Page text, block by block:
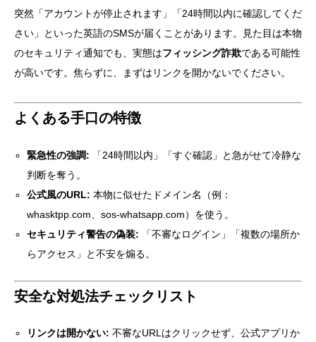
突然「アカウントが停止されます」「24時間以内に確認してくだ
さい」といった英語のSMSが届くことがあります。見た目は本物
のセキュリティ通知でも、実態はフィッシング詐欺である可能性
が高いです。焦らずに、まずはリンクを開かないでください。
よくある手口の特徴
緊急性の強調: 「24時間以内」「すぐ確認」と急がせて冷静な
判断を奪う。
公式風のURL: 本物に似せたドメイン名（例：
whasktpp.com、sos-whatsapp.com）を使う。
セキュリティ警告の偽装: 「不審なログイン」「複数の場所か
らアクセス」と不安を煽る。
安全な対処法チェックリスト
リンクは開かない: 不審なURLはクリックせず、公式アプリか